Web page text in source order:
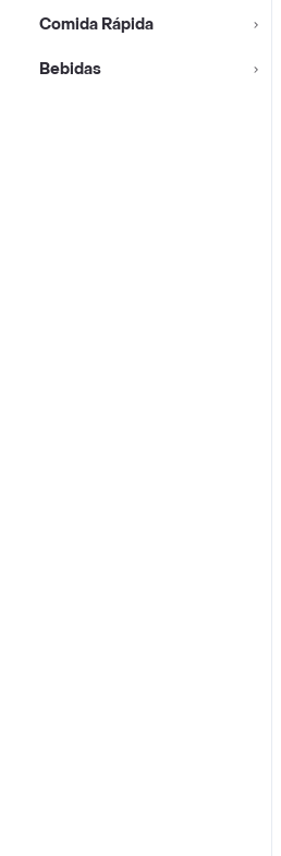
Comida Rápida
Bebidas